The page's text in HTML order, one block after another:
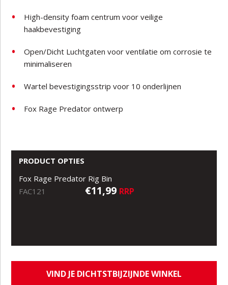
High-density foam centrum voor veilige
haakbevestiging
Open/Dicht Luchtgaten voor ventilatie om corrosie te
minimaliseren
Wartel bevestigingsstrip voor 10 onderlijnen
Fox Rage Predator ontwerp
PRODUCT OPTIES
Fox Rage Predator Rig Bin
FAC121
€11,99 RRP
VIND JE DICHTSTBIJZIJNDE WINKEL